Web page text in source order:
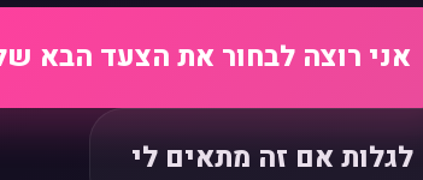
אני רוצה לבחור את הצעד הבא
לגלות אם זה מתאים לי